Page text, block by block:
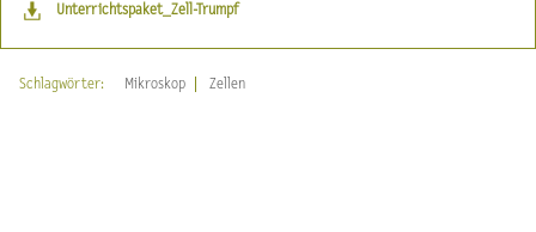
Unterrichtspaket_Zell-Trumpf
Schlagwörter: Mikroskop Zellen